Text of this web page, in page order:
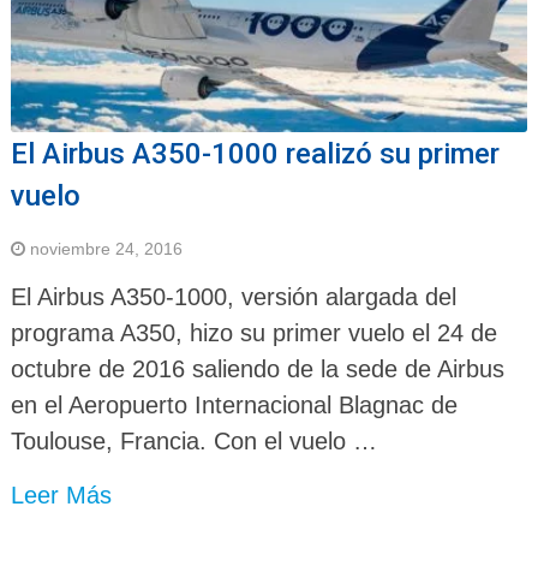
El Airbus A350-1000 realizó su primer
vuelo
noviembre 24, 2016
El Airbus A350-1000, versión alargada del
programa A350, hizo su primer vuelo el 24 de
octubre de 2016 saliendo de la sede de Airbus
en el Aeropuerto Internacional Blagnac de
Toulouse, Francia. Con el vuelo …
Leer Más